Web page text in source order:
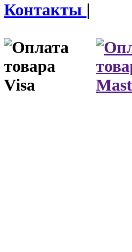
Контакты |